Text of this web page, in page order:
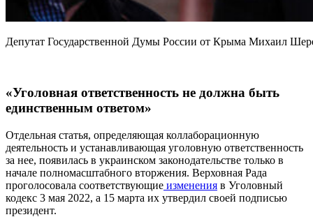
Депутат Государственной Думы России от Крыма Михаил
«Уголовная ответственность не должна быть
единственным ответом»
Отдельная статья, определяющая коллаборационную
деятельность и устанавливающая уголовную ответственность
за нее, появилась в украинском законодательстве только в
начале полномасштабного вторжения. Верховная Рада
проголосовала соответствующие изменения в Уголовный
кодекс 3 мая 2022, а 15 марта их утвердил своей подписью
президент.